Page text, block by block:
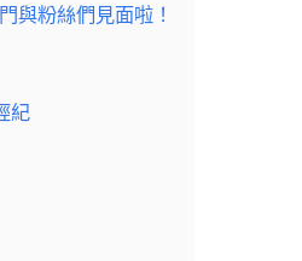
與粉絲們見面啦！
紀